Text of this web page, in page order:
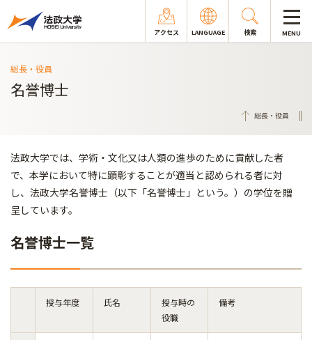
アクセス LANGUAGE 検索 MENU
総長・役員
名誉博士
総長・役員
法政大学では、学術・文化又は人類の進歩のために貢献した者
で、本学において特に顕彰することが適当と認められる者に対
し、法政大学名誉博士（以下「名誉博士」という。）の学位を贈
呈しています。
名誉博士一覧
授与年度 氏名
授与時の
役職
備考